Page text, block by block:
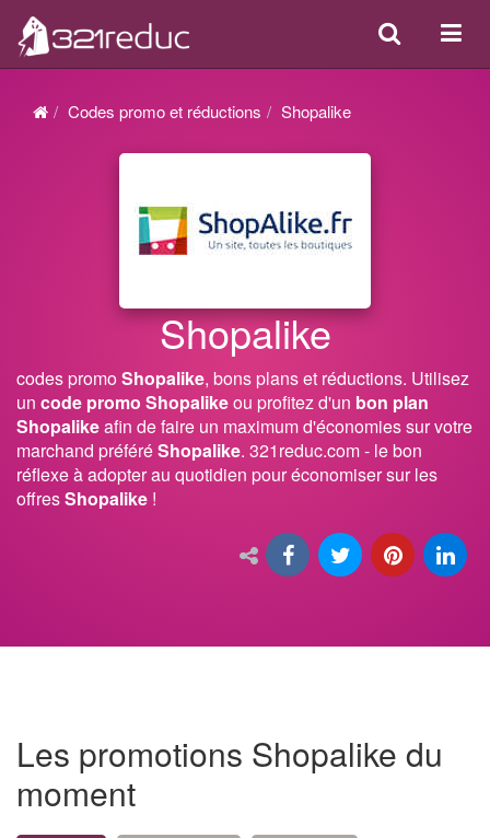
ou
Search
Codes promo et réductions Shopalike
Shopalike
codes promoShopalike, bons plans et réductions. Utilisez
un code promo Shopalikeou profitez d'un bon plan
Shopalikeafin de faire un maximum d'économies sur votre
marchand préféréShopalike. 321reduc.com - le bon
réflexe à adopter au quotidien pour économiser sur les
offresShopalike !
Les promotions Shopalike du
moment